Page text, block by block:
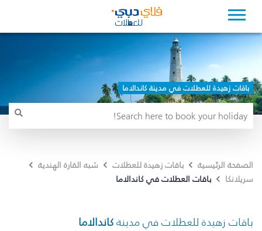
باقات زهيدة للعطلات في مدينة كاندالاما
الصفحة الرئيسية باقات زهيدة للعطلات
شبه القارة الهندية
سريلانكا
باقات العطلات في كاندالاما
باقات زهيدة للعطلات في مدينةكاندالاما